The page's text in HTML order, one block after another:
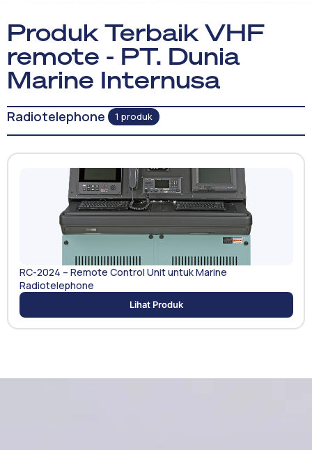
Produk Terbaik VHF
remote - PT. Dunia
Marine Internusa
Radiotelephone 1 produk
RC-2024 – Remote Control Unit untuk Marine
Radiotelephone
Lihat Produk